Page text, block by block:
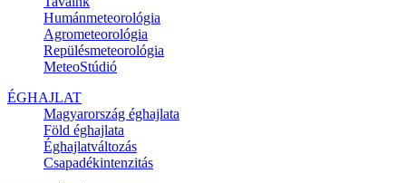
Humánmeteorológia
Agrometeorológia
Repülésmeteorológia
MeteoStúdió
ÉGHAJLAT
Magyarország éghajlata
Föld éghajlata
Éghajlatváltozás
Csapadékintenzitás